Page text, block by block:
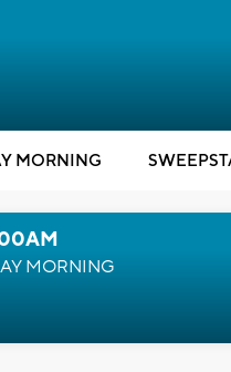
MORNING
MORNING